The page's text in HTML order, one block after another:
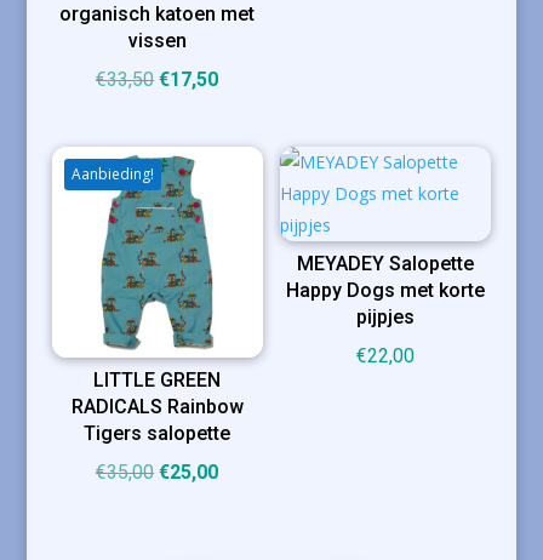
organisch katoen met
vissen
€33,50 Oorspronkelijke
was:
€33,50.
€17,50Huidige
is:
Aanbieding!
LITTLE GREEN
RADICALS Rainbow
Tigers salopette
€35,00 Oorspronkelijke
€25,00Huidige
MEYADEY Salopette
Happy Dogs met korte
pijpjes
€22,00